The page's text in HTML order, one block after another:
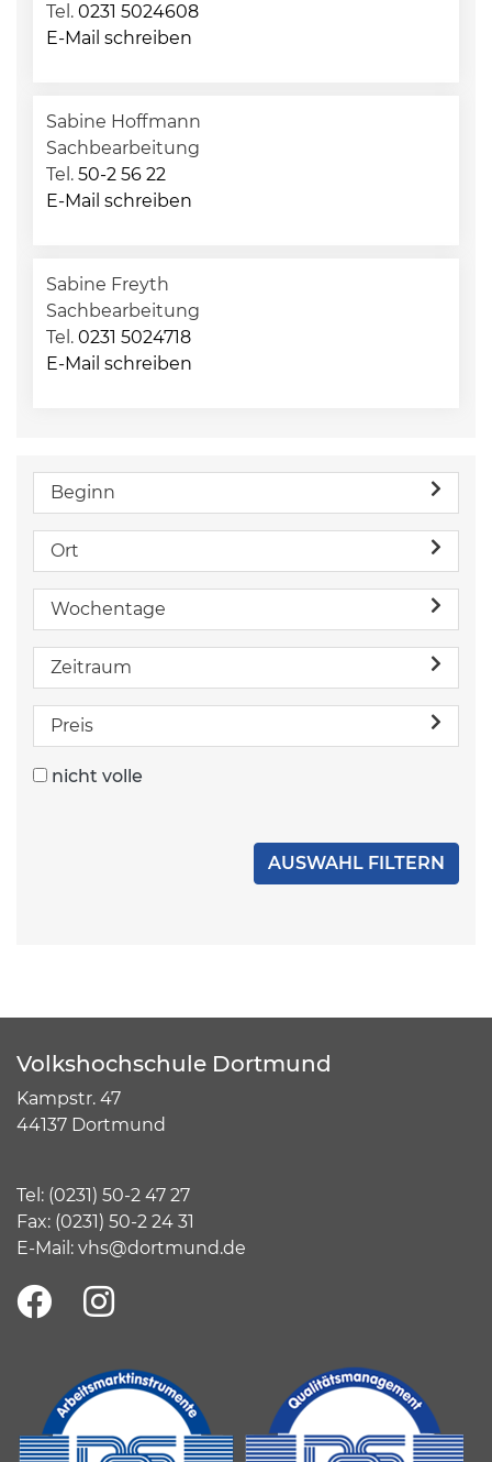
Tel. 0231 5024608
E-Mail schreiben
Sabine Hoffmann
Sachbearbeitung
Tel. 50-2 56 22
E-Mail schreiben
Sabine Freyth
Sachbearbeitung
Tel. 0231 5024718
E-Mail schreiben
Beginn
Ort
Wochentage
Zeitraum
Preis
nicht volle
Volkshochschule Dortmund
Kampstr. 47
44137 Dortmund
Tel: (0231) 50-2 47 27
Fax: (0231) 50-2 24 31
E-Mail: vhs@dortmund.de